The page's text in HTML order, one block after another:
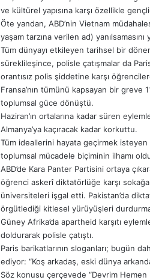
ve kültürel yapısına karşı özellikle
Öte yandan, ABD’nin Vietnam
yaşam tarzına verilen ad)
Tüm dünyayı etkileyen tarihsel bir
süreklileşince, polisle çatışmalar da
orantısız polis şiddetine karşı
Fransa’nın tümünü kapsayan bir greve
toplumsal güce dönüştü.
Haziran’ın ortalarına kadar süren
Almanya’ya kaçıracak kadar korkuttu.
Tüm ideallerini hayata geçirmek
toplumsal mücadele biçiminin ilhamı
ABD’de Kara Panter Partisini ortaya
öğrenci askerî diktatörlüğe karşı
üniversiteleri işgal etti. Pakistan’da
örgütlediği kitlesel yürüyüşleri
Güney Afrika’da apartheid karşıtı
doldurarak polisle çatıştı.
Paris barikatlarının sloganları; bugün
ediyor: “Koş arkadaş, eski dünya
Söz konusu çerçevede “Devrim